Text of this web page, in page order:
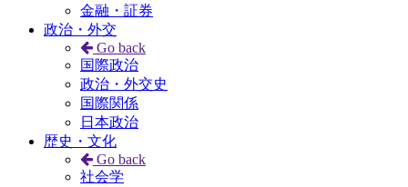
金融・証券
政治・外交
Go back
国際政治
政治・外交史
国際関係
日本政治
歴史・文化
Go back
社会学